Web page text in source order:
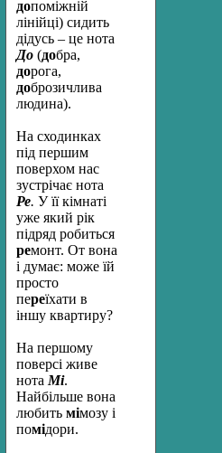
допоміжній
лінійці) сидить
дідусь – це нота
До (добра,
дорога,
доброзичлива
людина).
На сходинках
під першим
поверхом нас
зустрічає нота
Ре. У її кімнаті
уже який рік
підряд робиться
ремонт. От вона
і думає: може їй
просто
переїхати в
іншу квартиру?
На першому
поверсі живе
нота Мі.
Найбільше вона
любить мімозу і
помідори.